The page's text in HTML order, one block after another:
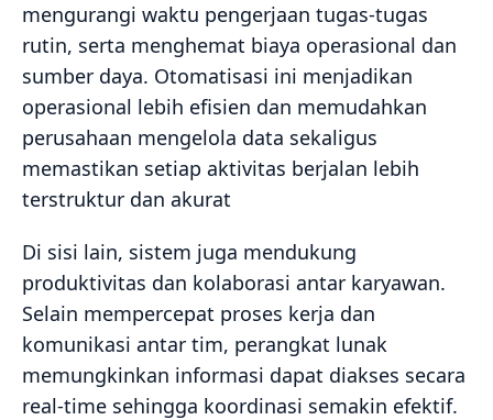
mengurangi waktu pengerjaan tugas-tugas
rutin, serta menghemat biaya operasional dan
sumber daya. Otomatisasi ini menjadikan
operasional lebih efisien dan memudahkan
perusahaan mengelola data sekaligus
memastikan setiap aktivitas berjalan lebih
terstruktur dan akurat
Di sisi lain, sistem juga mendukung
produktivitas dan kolaborasi antar karyawan.
Selain mempercepat proses kerja dan
komunikasi antar tim, perangkat lunak
memungkinkan informasi dapat diakses secara
real-time sehingga koordinasi semakin efektif.